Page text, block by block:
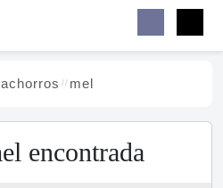
s mel
encontrada